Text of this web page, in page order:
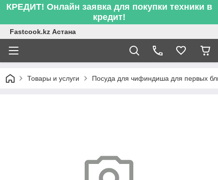
КРЕДИТ! Онлайн заявка для покупки техники в
кредит!
Fastcook.kz Астана
Товары и услуги Посуда для чифиндиша для первых